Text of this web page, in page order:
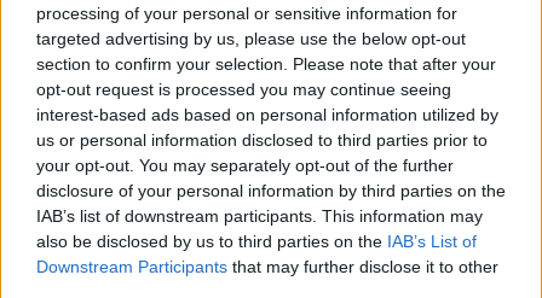
processing of your personal or sensitive information for
targeted advertising by us, please use the below opt-out
section to confirm your selection. Please note that after your
opt-out request is processed you may continue seeing
interest-based ads based on personal information utilized by
us or personal information disclosed to third parties prior to
your opt-out. You may separately opt-out of the further
disclosure of your personal information by third parties on the
IAB’s list of downstream participants. This information may
also be disclosed by us to third parties on the IAB’s List of
Downstream Participants that may further disclose it to other